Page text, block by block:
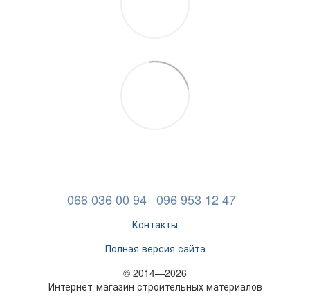
066 036 00 94 096 953 12 47
Контакты
Полная версия сайта
© 2014—2026
Интернет-магазин строительных материалов